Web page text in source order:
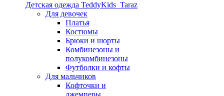
Детская одежда TeddyKids_Taraz
Для девочек
Платья
Костюмы
Брюки и шорты
Комбинезоны и
полукомбинезоны
Футболки и кофты
Для мальчиков
Кофточки и
джемперы